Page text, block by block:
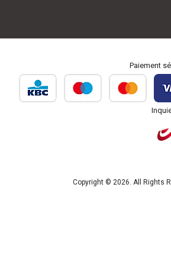
Paiement
Copyright © 2026. All Rights